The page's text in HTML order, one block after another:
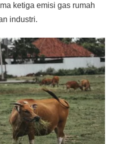
ketiga emisi gas rumah
industri.